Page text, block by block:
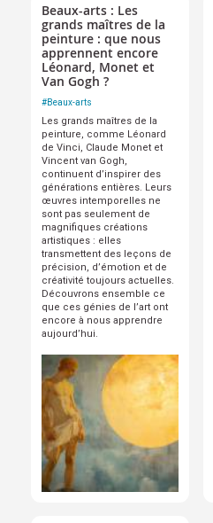
Beaux-arts : Les
grands maîtres de la
peinture : que nous
apprennent encore
Léonard, Monet et
Van Gogh ?
#Beaux-arts
Les grands maîtres de la
peinture, comme Léonard
de Vinci, Claude Monet et
Vincent van Gogh,
continuent d’inspirer des
générations entières. Leurs
œuvres intemporelles ne
sont pas seulement de
magnifiques créations
artistiques : elles
transmettent des leçons de
précision, d’émotion et de
créativité toujours actuelles.
Découvrons ensemble ce
que ces génies de l’art ont
encore à nous apprendre
aujourd’hui.